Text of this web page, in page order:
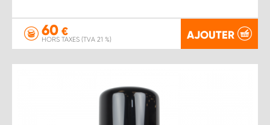
60 €
HORS TAXES (TVA 21 %) AJOUTER